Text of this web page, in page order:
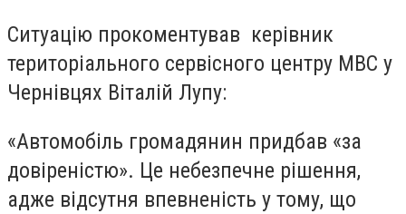
Ситуацію прокоментував керівник
територіального сервісного центру МВС у
Чернівцях Віталій Лупу:
«Автомобіль громадянин придбав «за
довіреністю». Це небезпечне рішення,
адже відсутня впевненість у тому, що